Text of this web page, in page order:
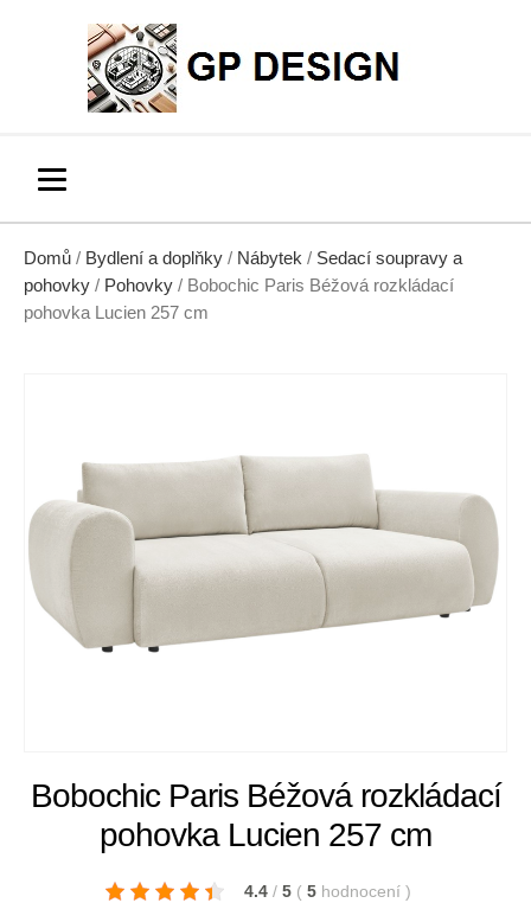
Domů / Bydlení a doplňky / Nábytek / Sedací soupravy a
pohovky / Pohovky / Bobochic Paris Béžová rozkládací
pohovka Lucien 257 cm
Bobochic Paris Béžová rozkládací
pohovka Lucien 257 cm
4.4 / 5 ( 5 hodnocení )